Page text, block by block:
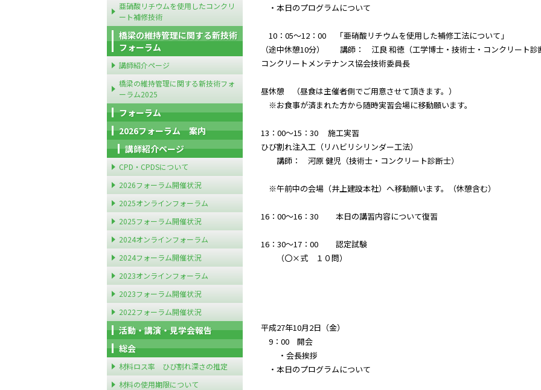
・本日のプログラムについて
10：05～12：00 「亜硝酸リチウムを使用した補修工法について」
（途中休憩10分） 講師： 江良 和徳（工学博士・技術士・コンクリート診
コンクリートメンテナンス協会技術委員長
昼休憩 （昼食は主催者側でご用意させて頂きます。）
※お食事が済まれた方から随時実習会場に移動願います。
13：00～15：30 施工実習
ひび割れ注入工（リハビリシリンダー工法）
講師： 河原 健児（技術士・コンクリート診断士）
※午前中の会場（井上建設本社）へ移動願います。（休憩含む）
16：00～16：30 本日の講習内容について復習
16：30～17：00 認定試験
（〇×式 １０問）
平成27年10月2日（金）
9：00 開会
・会長挨拶
・本日のプログラムについて
亜硝酸リチウムを使用したコンクリ
ート補修技術
橋梁の維持管理に関する新技術
フォーラム
講師紹介ページ
橋梁の維持管理に関する新技術フォ
ーラム2025
フォーラム
2026フォーラム 案内
講師紹介ページ
CPD・CPDSについて
2026フォーラム開催状況
2025オンラインフォーラム
2025フォーラム開催状況
2024オンラインフォーラム
2024フォーラム開催状況
2023オンラインフォーラム
2023フォーラム開催状況
2022フォーラム開催状況
活動・講演・見学会報告
総会
材料ロス率 ひび割れ深さの推定
材料の使用期限について